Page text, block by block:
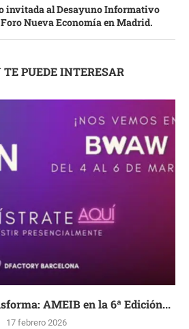
invitada al Desayuno Informativo
Nueva Economía en Madrid.
PUEDE INTERESAR
AMEIB en la 6ª Edición...
17 febrero 2026